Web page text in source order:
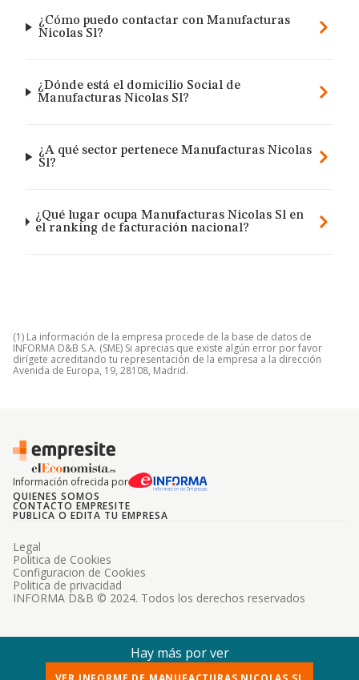
¿Cómo puedo contactar con Manufacturas
Nicolas Sl?
¿Dónde está el domicilio Social de
Manufacturas Nicolas Sl?
¿A qué sector pertenece Manufacturas Nicolas
Sl?
¿Qué lugar ocupa Manufacturas Nicolas Sl en
el ranking de facturación nacional?
(1) La información de la empresa procede de la base de datos de
INFORMA D&B S.A. (SME) Si aprecias que existe algún error por favor
dirígete acreditando tu representación de la empresa a la dirección
Avenida de Europa, 19, 28108, Madrid.
Información ofrecida por
QUIENES SOMOS
CONTACTO EMPRESITE
PUBLICA O EDITA TU EMPRESA
INFORMA D&B © 2024. Todos los derechos reservados
Legal
Politica de Cookies
Configuracion de Cookies
Politica de privacidad
Hay más por ver